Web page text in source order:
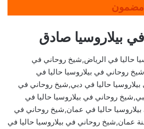
مضمون
بيلاروسيا صادق
حاليا في الرياض,شيخ روحاني في
روحاني في بيلاروسيا حاليا في
حاليا في دبي,شيخ روحاني في
روحاني في بيلاروسيا حاليا في
حاليا في عمان,شيخ روحاني في
عمان,شيخ روحاني في بيلاروسيا حاليا في